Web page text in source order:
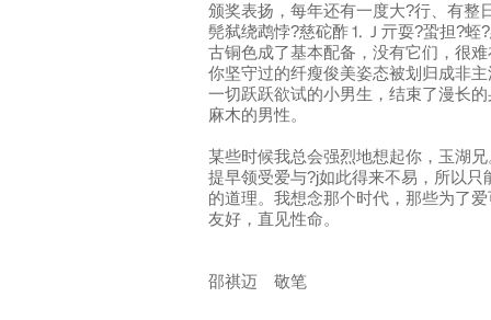
颁奖表扬，每年还有一度大?行、有整
髡弑绕鹉悖?慈砣酢⒈Ｊ亓耍?蛩担?蛭
古铜色成了基本配备，没有它们，很
你坚守过的纤瘦俊美姿态被划归成非
一切跃跃欲试的小男生，结束了漫长
麻木的男性。
某些时候我总会强烈地想起你，玉湖
提早领受爱与?j如此得来不易，所以
的道理。我想念那个时代，那些为了
友好，直见性命。
邵祺迈 敬笔